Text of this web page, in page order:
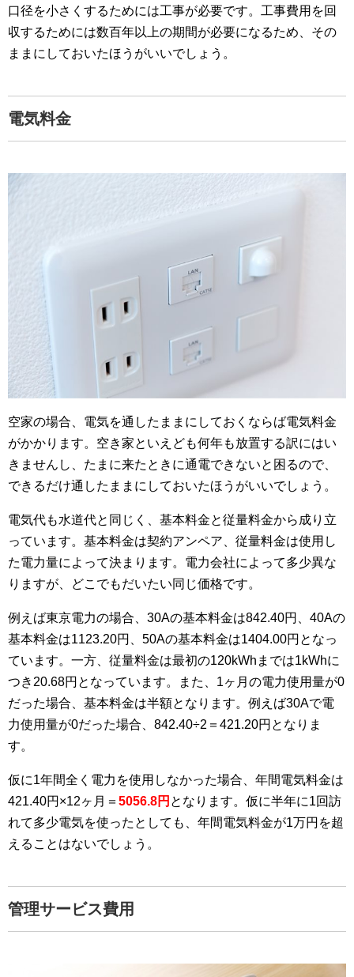
口径を小さくするためには工事が必要です。工事費用を回
収するためには数百年以上の期間が必要になるため、その
ままにしておいたほうがいいでしょう。
電気料金
空家の場合、電気を通したままにしておくならば電気料金
がかかります。空き家といえども何年も放置する訳にはい
きませんし、たまに来たときに通電できないと困るので、
できるだけ通したままにしておいたほうがいいでしょう。
電気代も水道代と同じく、基本料金と従量料金から成り立
っています。基本料金は契約アンペア、従量料金は使用し
た電力量によって決まります。電力会社によって多少異な
りますが、どこでもだいたい同じ価格です。
例えば東京電力の場合、30Aの基本料金は842.40円、40Aの
基本料金は1123.20円、50Aの基本料金は1404.00円となっ
ています。一方、従量料金は最初の120kWhまでは1kWhに
つき20.68円となっています。また、1ヶ月の電力使用量が0
だった場合、基本料金は半額となります。例えば30Aで電
力使用量が0だった場合、842.40÷2＝421.20円となりま
す。
仮に1年間全く電力を使用しなかった場合、年間電気料金は
421.40円×12ヶ月＝ 5056.8円 となります。仮に半年に1回訪
れて多少電気を使ったとしても、年間電気料金が1万円を超
えることはないでしょう。
管理サービス費用